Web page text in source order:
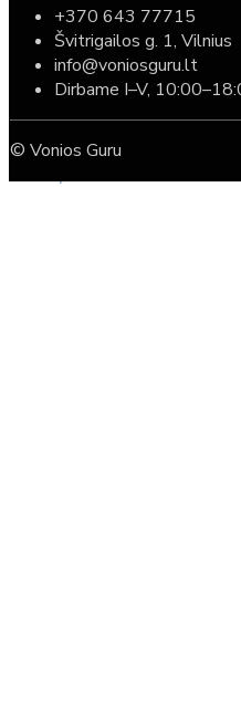
Komplektas: Tece
mygtuku + Deante
587,00€
389,00€
+370 643 77715
Švitrigailos g. 1, Vilnius
info@voniosguru.lt
Dirbame I–V,
© Vonios Guru